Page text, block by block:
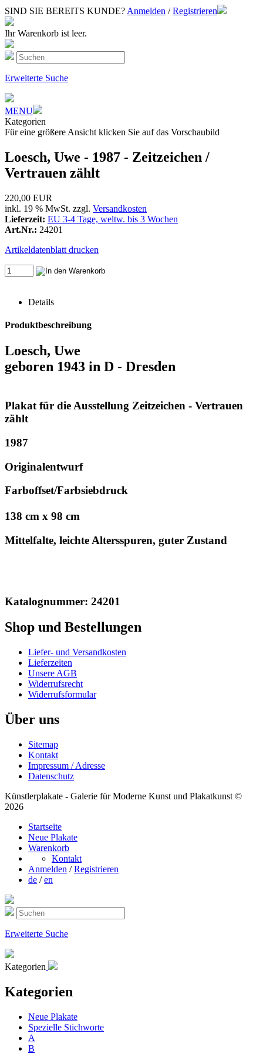
SIND SIE BEREITS KUNDE? Anmelden / Registrieren
Ihr Warenkorb ist leer.
Erweiterte Suche
MENU
Kategorien
Für eine größere Ansicht klicken Sie auf das Vorschaubild
Loesch, Uwe - 1987 - Zeitzeichen /
Vertrauen zählt
220,00 EUR
inkl. 19 % MwSt. zzgl. Versandkosten
Lieferzeit: EU 3-4 Tage, weltw. bis 3 Wochen
Art.Nr.: 24201
Artikeldatenblatt drucken
Details
Produktbeschreibung
Loesch, Uwe
geboren 1943 in D - Dresden
Plakat für die Ausstellung Zeitzeichen - Vertrauen
zählt
1987
Originalentwurf
Farboffset/Farbsiebdruck
138 cm x 98 cm
Mittelfalte, leichte Altersspuren, guter Zustand
Katalognummer: 24201
Shop und Bestellungen
Liefer- und Versandkosten
Lieferzeiten
Unsere AGB
Widerrufsrecht
Widerrufsformular
Über uns
Sitemap
Kontakt
Impressum / Adresse
Datenschutz
Künstlerplakate - Galerie für Moderne Kunst und Plakatkunst ©
2026
Startseite
Neue Plakate
Warenkorb
Kontakt
Anmelden / Registrieren
de /en
Erweiterte Suche
Kategorien
Kategorien
Neue Plakate
Spezielle Stichworte
A
B